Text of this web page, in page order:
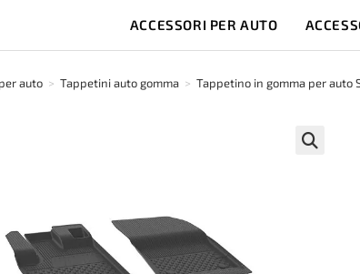
ACCESSORI PER AUTO
auto > Tappetini auto gomma > Tappetino in gomma per auto